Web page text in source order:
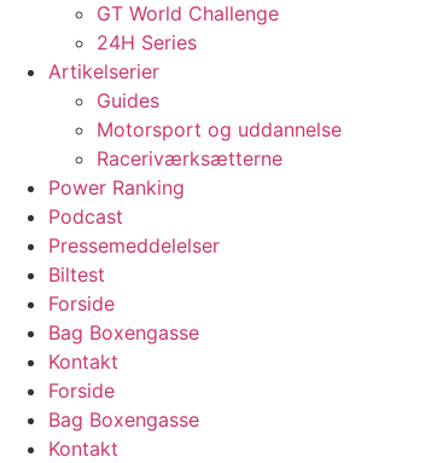
GT World Challenge
24H Series
Artikelserier
Guides
Motorsport og uddannelse
Raceriværksætterne
Power Ranking
Podcast
Pressemeddelelser
Biltest
Forside
Bag Boxengasse
Kontakt
Forside
Bag Boxengasse
Kontakt